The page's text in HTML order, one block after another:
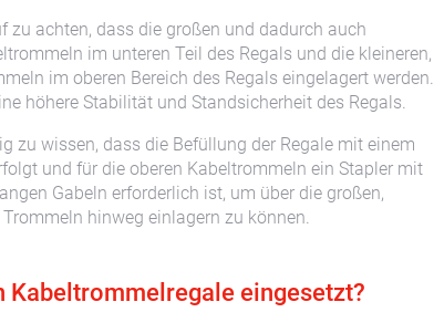
zu achten, dass die großen und dadurch auch
im unteren Teil des Regals und die kleineren,
im oberen Bereich des Regals eingelagert werden.
höhere Stabilität und Standsicherheit des Regals.
zu wissen, dass die Befüllung der Regale mit einem
und für die oberen Kabeltrommeln ein Stapler mit
Gabeln erforderlich ist, um über die großen,
hinweg einlagern zu können.
Kabeltrommelregale eingesetzt?